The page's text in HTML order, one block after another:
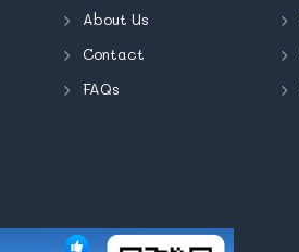
About Us
Contact
FAQs